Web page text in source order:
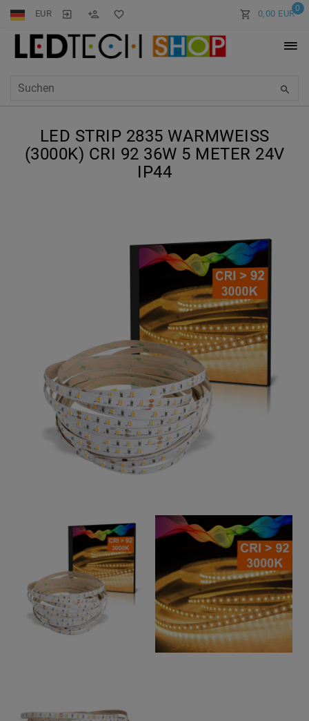
EUR 0
0,00 EUR
LED STRIP 2835 WARMWEISS (
3000K) CRI 92 36W 5 METER 24V I
P44